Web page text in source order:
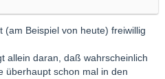
(am Beispiel von heute) freiwillig
allein daran, daß wahrscheinlich
überhaupt schon mal in den